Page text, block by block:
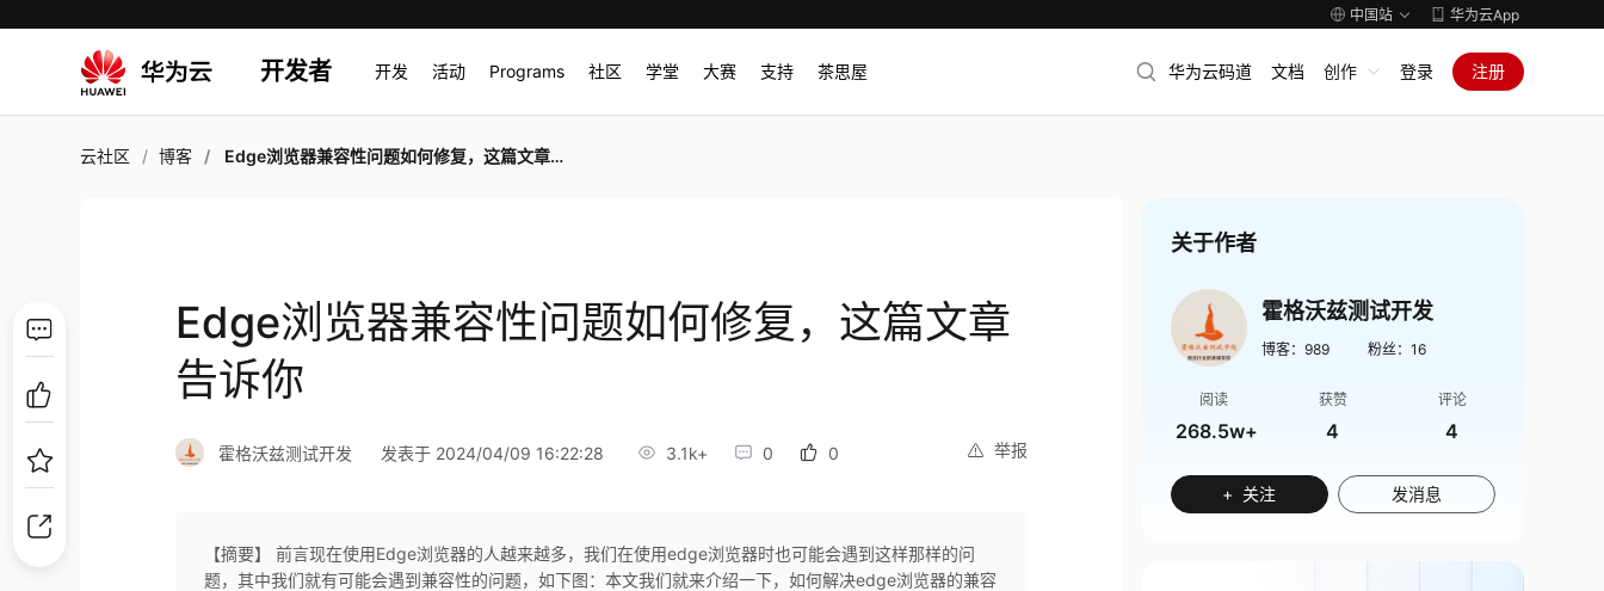
中国站 华为云App
开发者 开发 活动 Programs 社区 学堂 大赛 支持 茶思屋 华为云码道 文档 创作 登录 注册
云社区 博客 Edge浏览器兼容性问题如何修复，这篇文章告诉你
Edge浏览器兼容性问题如何修复，这篇文章
告诉你
举报
霍格沃兹测试开发 发表于 2024/04/09 16:22:28 3.1k+ 0 0
【摘要】 前言现在使用Edge浏览器的人越来越多，我们在使用edge浏览器时也可能会遇到这样那样的问
题，其中我们就有可能会遇到兼容性的问题，如下图：本文我们就来介绍一下，如何解决edge浏览器的兼容
关于作者
霍格沃兹测试开发
博客： 989 粉丝： 16
阅读
268.5w+
获赞
4
评论
4
+ 关注 发消息